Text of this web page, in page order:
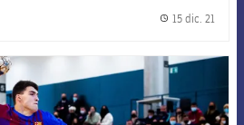
15 dic. 21